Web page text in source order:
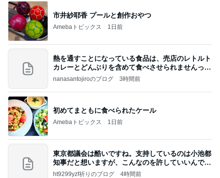
市井紗耶香 プールと創作おやつ
Amebaトピックス 1日前
熱を通すことになっている食品は、売店のレトルト
カレーとどんぶりを含めて食べさせられませんっ
て、男
nanasantojiroのブログ 3時間前
初めてまともに食べられたケール
Amebaトピックス 1日前
東京都議会は酷いですね。支持しているのは小池都
知事だと想いますが、こんなのを許していいんです
か？
ht9299yzf祈りのブログ 4時間前